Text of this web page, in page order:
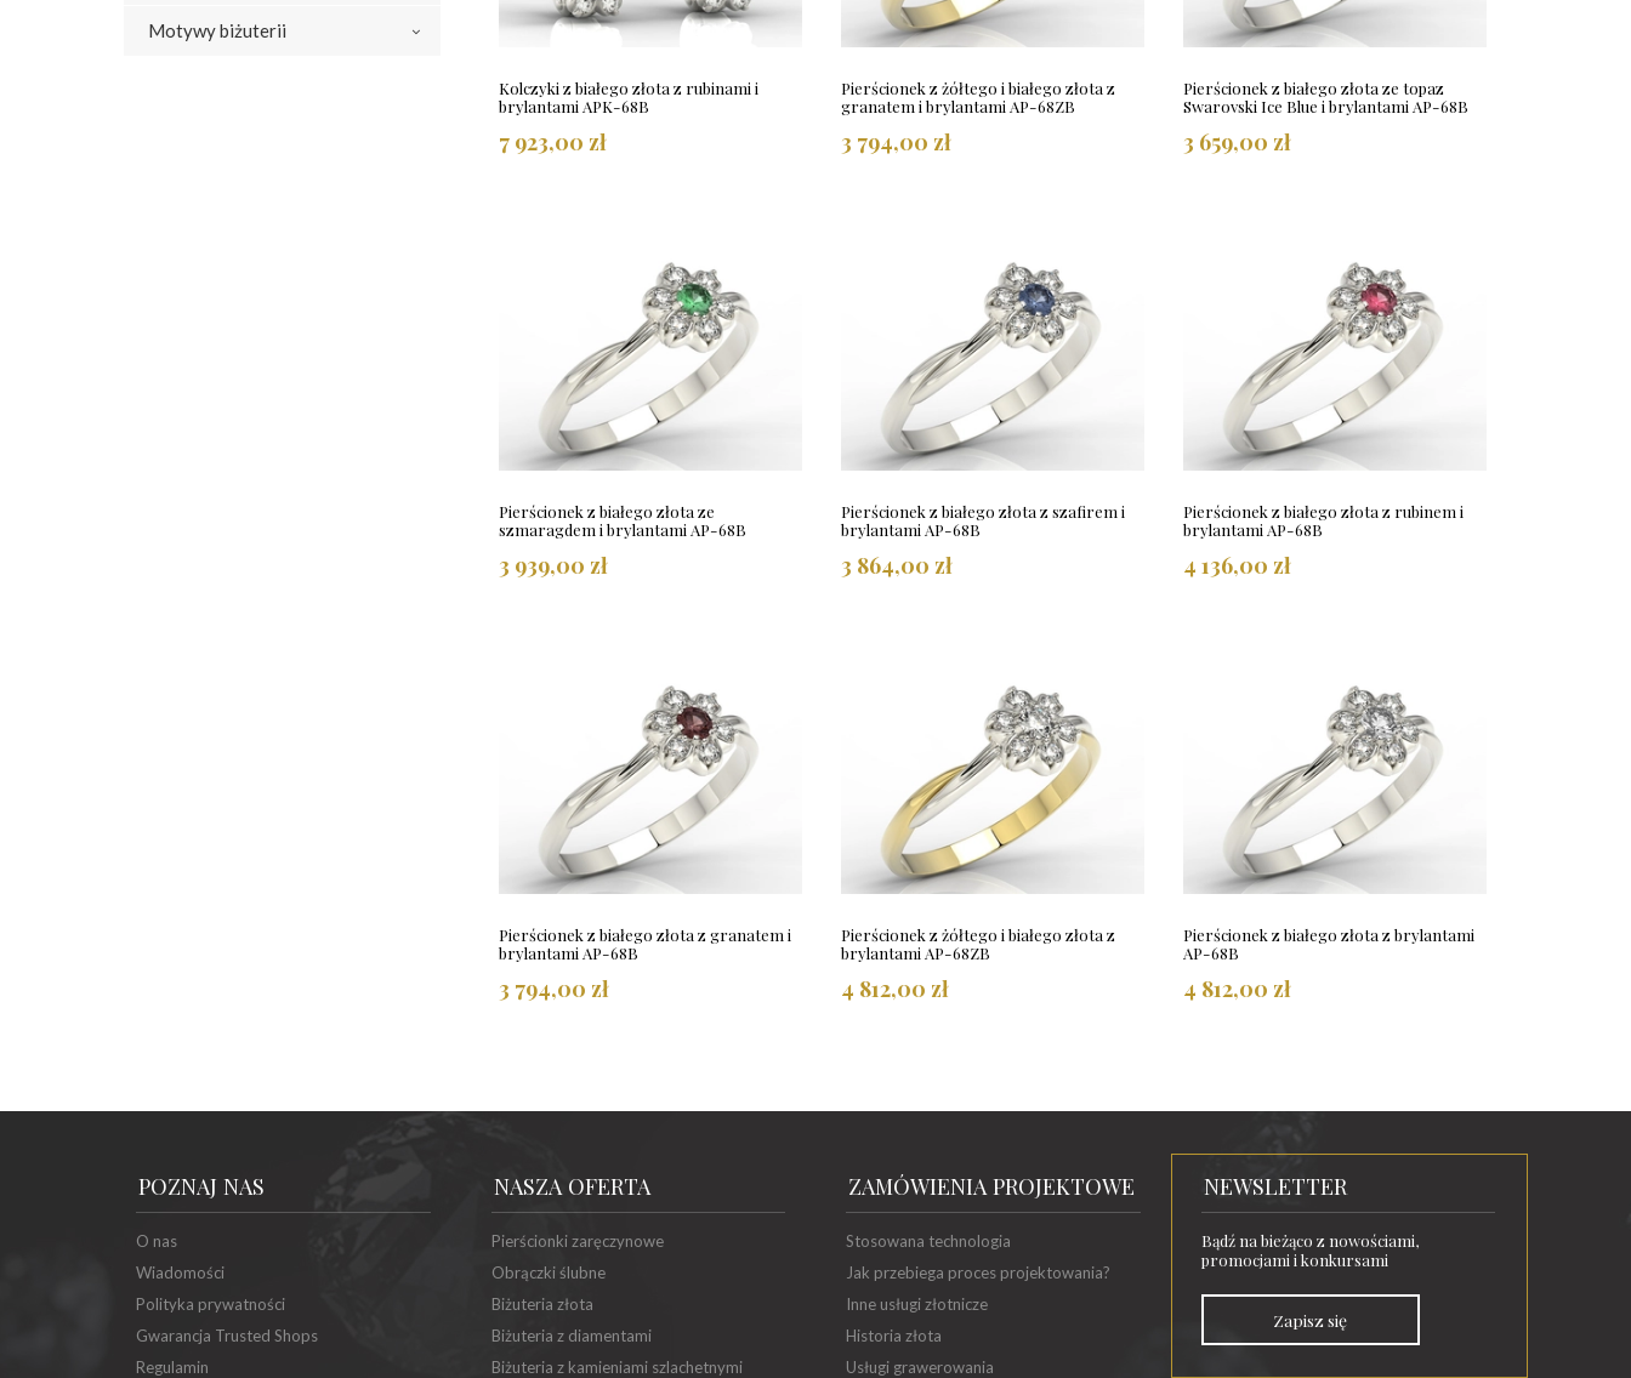
Motywy biżuterii
Kolczyki z białego złota z rubinami i
brylantami APK-68B
7 923,00 zł
Pierścionek z żółtego i białego złota z
granatem i brylantami AP-68ZB
3 794,00 zł
Pierścionek z białego złota ze topaz
Swarovski Ice Blue i brylantami AP-68B
3 659,00 zł
Pierścionek z białego złota ze
szmaragdem i brylantami AP-68B
3 939,00 zł
Pierścionek z białego złota z szafirem i
brylantami AP-68B
3 864,00 zł
Pierścionek z białego złota z rubinem i
brylantami AP-68B
4 136,00 zł
Pierścionek z białego złota z granatem i
brylantami AP-68B
3 794,00 zł
Pierścionek z żółtego i białego złota z
brylantami AP-68ZB
4 812,00 zł
Pierścionek z białego złota z brylantami
AP-68B
4 812,00 zł
POZNAJ NAS
O nas
Wiadomości
Polityka prywatności
Gwarancja Trusted Shops
Regulamin
NASZA OFERTA
Pierścionki zaręczynowe
Obrączki ślubne
Biżuteria złota
Biżuteria z diamentami
Biżuteria z kamieniami szlachetnymi
ZAMÓWIENIA PROJEKTOWE
Stosowana technologia
Jak przebiega proces projektowania?
Inne usługi złotnicze
Historia złota
Usługi grawerowania
NEWSLETTER
Bądź na bieżąco z nowościami,
promocjami i konkursami
Zapisz się